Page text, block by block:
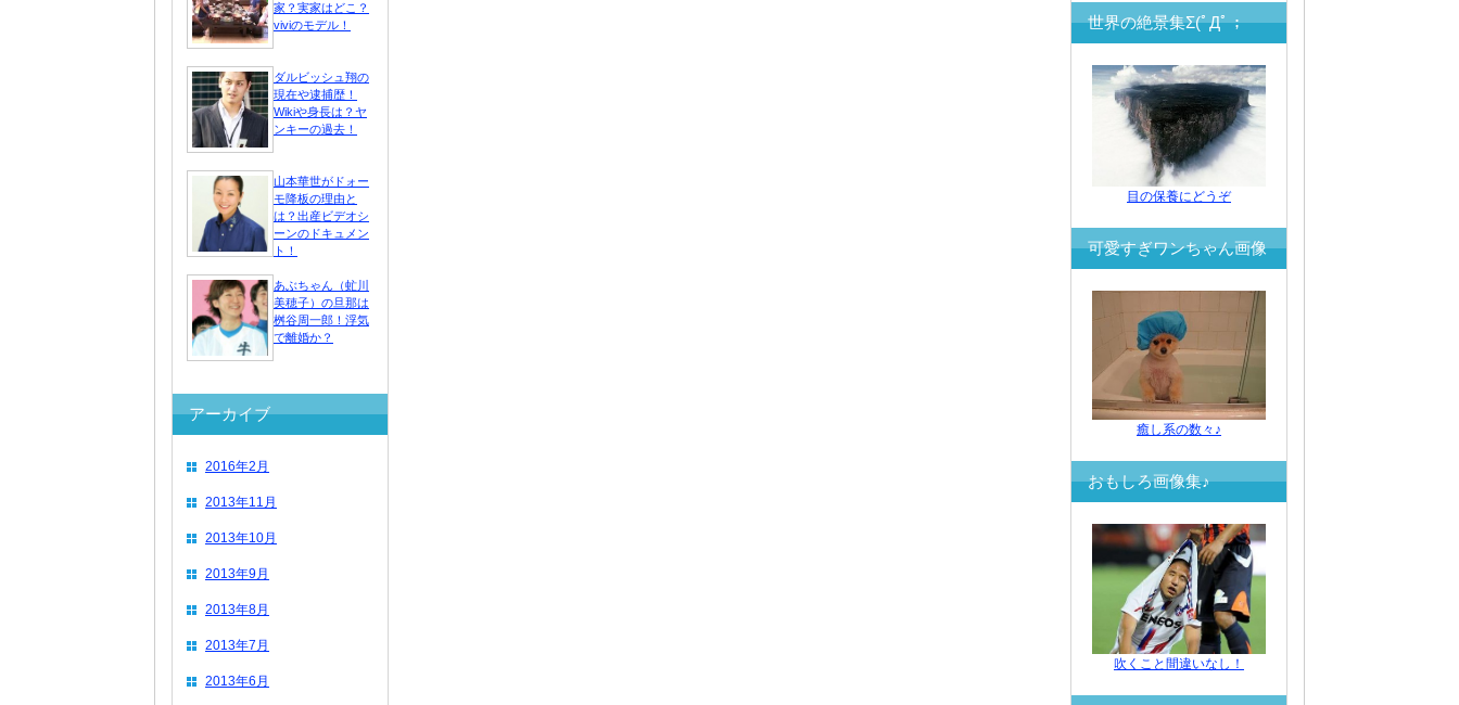
家？実家はどこ？
viviのモデル！
ダルビッシュ翔の
現在や逮捕歴！
Wikiや身長は？ヤ
ンキーの過去！
山本華世がドォー
モ降板の理由と
は？出産ビデオシ
ーンのドキュメン
ト！
あぶちゃん（虻川
美穂子）の旦那は
桝谷周一郎！浮気
で離婚か？
アーカイブ
2016年2月
2013年11月
2013年10月
2013年9月
2013年8月
2013年7月
2013年6月
世界の絶景集Σ(ﾟДﾟ；
目の保養にどうぞ
可愛すぎワンちゃん画像
癒し系の数々♪
おもしろ画像集♪
吹くこと間違いなし！